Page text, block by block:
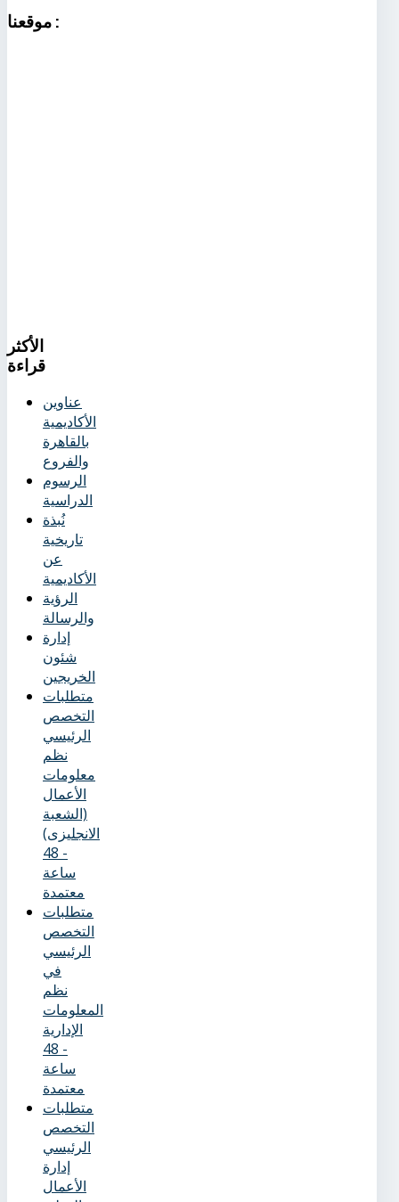
:
الأكثر
قراءة
عناوين
الأكاديمية
بالقاهرة
والفروع
الرسوم
الدراسية
نُبذة
تاريخية
عن
الأكاديمية
الرؤية
والرسالة
إدارة
شئون
الخريجين
متطلبات
التخصص
الرئيسي
نظم
معلومات
الأعمال
(الشعبة
الانجليزى)
- 48
ساعة
معتمدة
متطلبات
التخصص
الرئيسي
في
نظم
المعلومات
الإدارية
- 48
ساعة
معتمدة
متطلبات
التخصص
الرئيسي
إدارة
الأعمال